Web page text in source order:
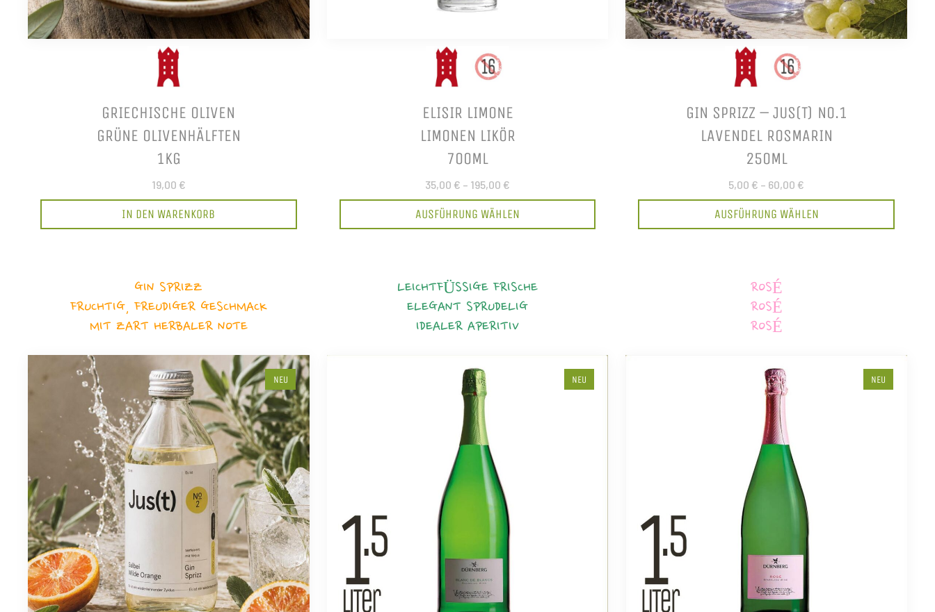
GRIECHISCHE OLIVEN
GRÜNE OLIVENHÄLFTEN
1KG
19,00 €
IN DEN WARENKORB
ELISIR LIMONE
LIMONEN LIKÖR
700ML
35,00 € – 195,00 €
AUSFÜHRUNG WÄHLEN
GIN SPRIZZ – JUS(T) NO.1
LAVENDEL ROSMARIN
250ML
5,00 € – 60,00 €
AUSFÜHRUNG WÄHLEN
GIN SPRIZZ
FRUCHTIG, FREUDIGER GESCHMACK
MIT ZART HERBALER NOTE
NEU
LEICHTFÜSSIGE FRISCHE
ELEGANT SPRUDELIG
IDEALER APERITIV
NEU
ROSÉ
ROSÉ
ROSÉ
NEU